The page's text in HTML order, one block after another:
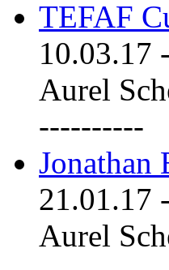
TEFAF
10.03.17 -
Aurel
----------
Jonathan
21.01.17 -
Aurel